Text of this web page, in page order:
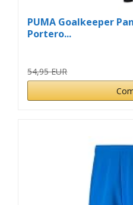
PUMA Goalkeeper
Portero...
54,95 EUR